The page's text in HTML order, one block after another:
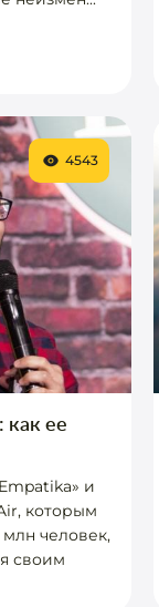
ее
и
которым
человек,
своим
4543